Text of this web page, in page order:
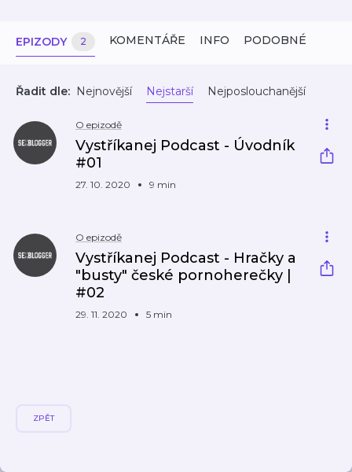
EPIZODY 2 KOMENTÁŘE INFO PODOBNÉ
Řadit dle: Nejnovější Nejstarší Nejposlouchanější
O epizodě
Vystříkanej Podcast - Úvodník
#01
27. 10. 2020 9 min
O epizodě
Vystříkanej Podcast - Hračky a
"busty" české pornoherečky |
#02
29. 11. 2020 5 min
ZPĚT